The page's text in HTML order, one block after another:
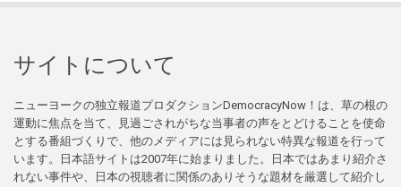
サイトについて
ニューヨークの独立報道プロダクションDemocracyNow！は、草の根の
運動に焦点を当て、見過ごされがちな当事者の声をとどけることを使命
とする番組づくりで、他のメディアには見られない特異な報道を行って
います。日本語サイトは2007年に始まりました。日本ではあまり紹介さ
れない事件や、日本の視聴者に関係のありそうな題材を厳選して紹介し